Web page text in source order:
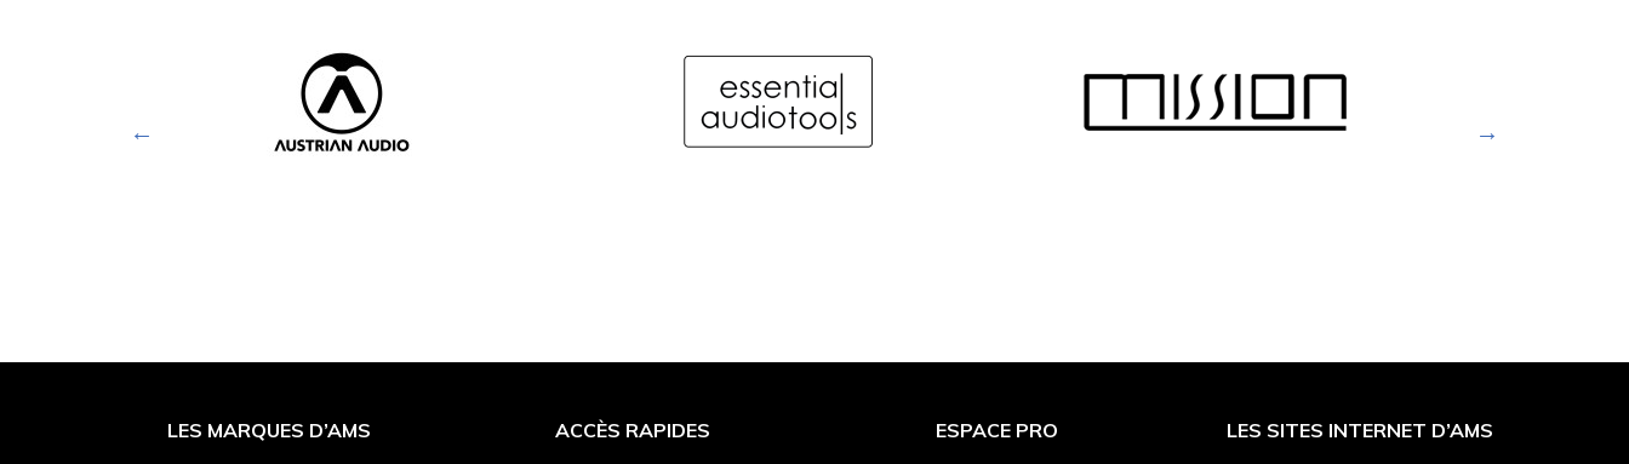
FooterLES MARQUES D’AMS ACCÈS RAPIDES ESPACE PRO LES SITES INTERNET D’AMS